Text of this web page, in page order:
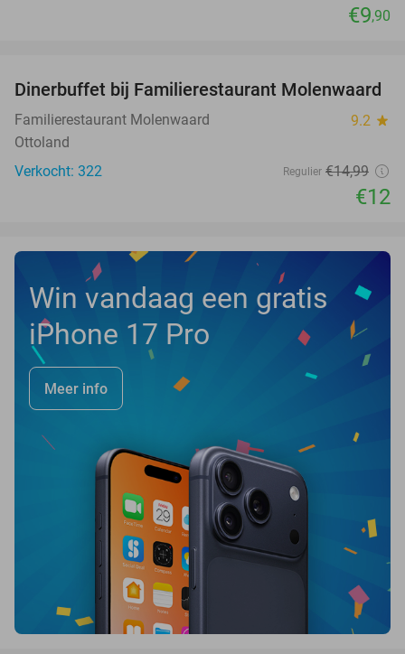
€9,90
20%
Dinerbuffet bij Familierestaurant Molenwaard
Familierestaurant Molenwaard 9.2 star
Ottoland
Verkocht: 322
Regulier €14,99
€12
Win vandaag een gratis
iPhone 17 Pro
Meer info